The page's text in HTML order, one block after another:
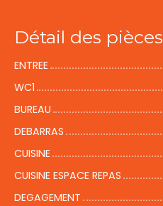
Détail des pièces
ENTREE
WC1
BUREAU
DEBARRAS
CUISINE
CUISINE ESPACE REPAS
DEGAGEMENT